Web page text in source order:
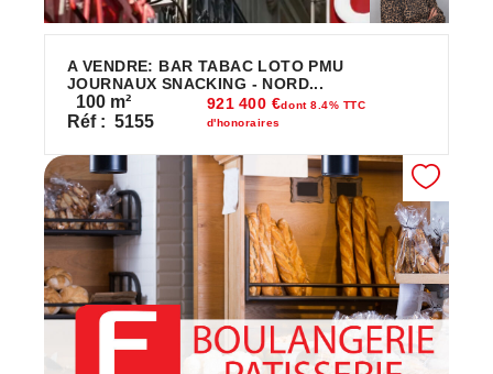
A VENDRE: BAR TABAC LOTO PMU
JOURNAUX SNACKING - NORD...
100 m²
Réf : 5155
921 400 €dont 8.4% TTC
d'honoraires